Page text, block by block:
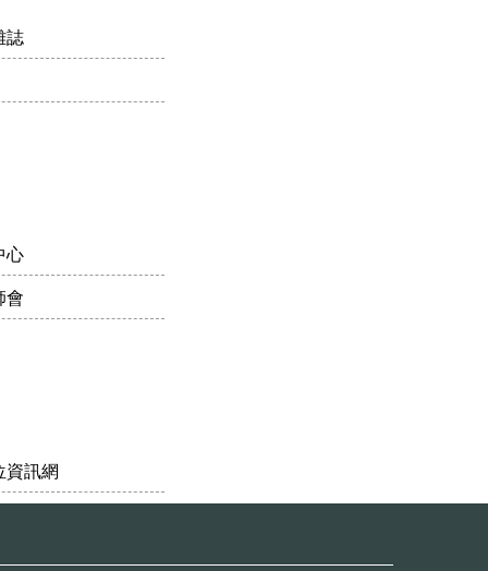
誌
心
會
資訊網